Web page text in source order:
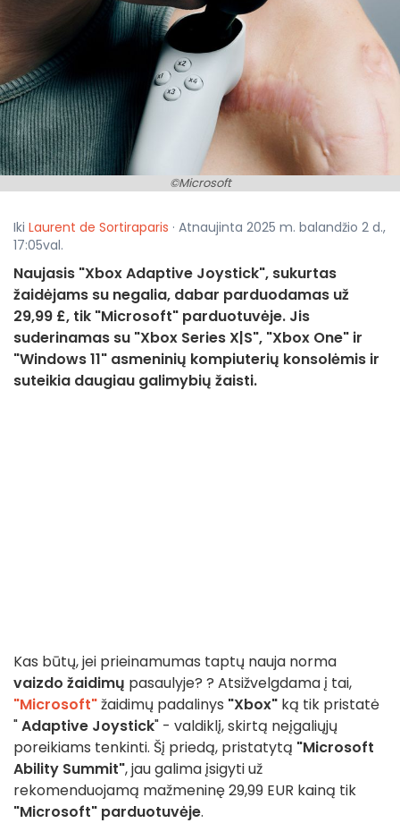
©Microsoft
Iki Laurent de Sortiraparis · Atnaujinta 2025 m. balandžio 2 d.,
17:05val.
Naujasis "Xbox Adaptive Joystick", sukurtas
žaidėjams su negalia, dabar parduodamas už
29,99 £, tik "Microsoft" parduotuvėje. Jis
suderinamas su "Xbox Series X|S", "Xbox One" ir
"Windows 11" asmeninių kompiuterių konsolėmis ir
suteikia daugiau galimybių žaisti.
Kas būtų, jei prieinamumas taptų nauja norma
vaizdo žaidimų pasaulyje? ? Atsižvelgdama į tai,
"Microsoft"žaidimų padalinys "Xbox" ką tik pristatė
"Adaptive Joystick" - valdiklį, skirtą neįgaliųjų
poreikiams tenkinti. Šį priedą, pristatytą "Microsoft
Ability Summit", jau galima įsigyti už
rekomenduojamą mažmeninę 29,99 EUR kainą tik
"Microsoft" parduotuvėje.